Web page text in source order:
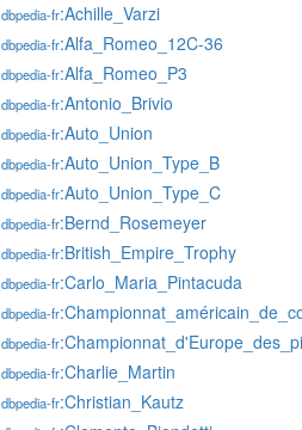
dbpedia-fr:Achille_Varzi
dbpedia-fr:Alfa_Romeo_12C-36
dbpedia-fr:Alfa_Romeo_P3
dbpedia-fr:Antonio_Brivio
dbpedia-fr:Auto_Union
dbpedia-fr:Auto_Union_Type_B
dbpedia-fr:Auto_Union_Type_C
dbpedia-fr:Bernd_Rosemeyer
dbpedia-fr:British_Empire_Trophy
dbpedia-fr:Carlo_Maria_Pintacuda
dbpedia-fr
dbpedia-fr
dbpedia-fr:Charlie_Martin
dbpedia-fr:Christian_Kautz